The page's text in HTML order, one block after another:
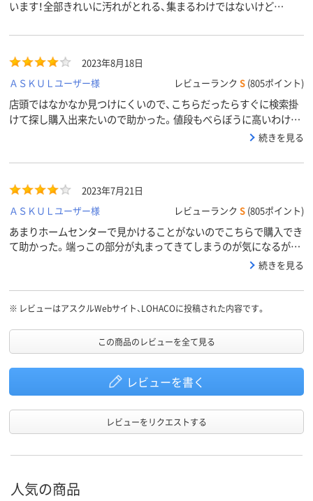
います！全部きれいに汚れがとれる、集まるわけではないけど…
2023年8月18日
ＡＳＫＵＬユーザー様
レビューランク S (805ポイント)
店頭ではなかなか見つけにくいので、こちらだったらすぐに検索掛
けて探し購入出来たいので助かった。値段もべらぼうに高いわけで
続きを見る
2023年7月21日
ＡＳＫＵＬユーザー様
レビューランク S (805ポイント)
あまりホームセンターで見かけることがないのでこちらで購入でき
て助かった。端っこの部分が丸まってきてしまうのが気になるが、
続きを見る
※ レビューはアスクルWebサイト、LOHACOに投稿された内容です。
この商品のレビューを全て見る
レビューを書く
レビューをリクエストする
人気の商品